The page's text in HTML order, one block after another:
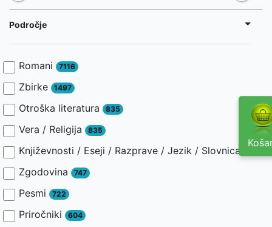
Področje
Romani 7116
Zbirke 1497
Otroška literatura 835
Vera / Religija 835
Književnosti / Eseji / Razprave / Jezik / Slovnica /
Zgodovina
747
Pesmi 722
Priročniki 604